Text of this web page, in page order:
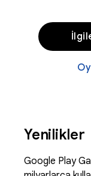
Yenilikler
Google Play